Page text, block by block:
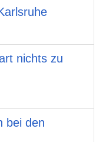
nichts zu
bei den